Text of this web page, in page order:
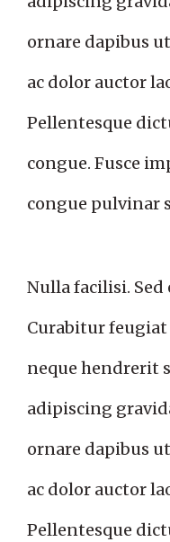
ornare dapibus
ac dolor auctor
Pellentesque
congue. Fusce
congue pulvinar
Nulla facilisi.
Curabitur feugiat
neque hendrerit
adipiscing
ornare dapibus
ac dolor auctor
Pellentesque